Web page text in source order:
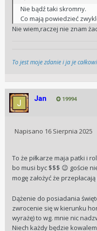
Nie bądź taki skromny.
Co mają powiedzieć
Nie wiem,raczej nie znam
To jest moje zdanie i ja je
Jan 19994
Napisano 16 Sierpnia 2025
To że piłkarze maja patki i
bo musi byc $$$ 😉 goście
mogę założyć że przepłacają
Dążenie do posiadania
zwrocenie się w kierunku
wyrażę) to wg. mnie nic
Niech każdy będzie